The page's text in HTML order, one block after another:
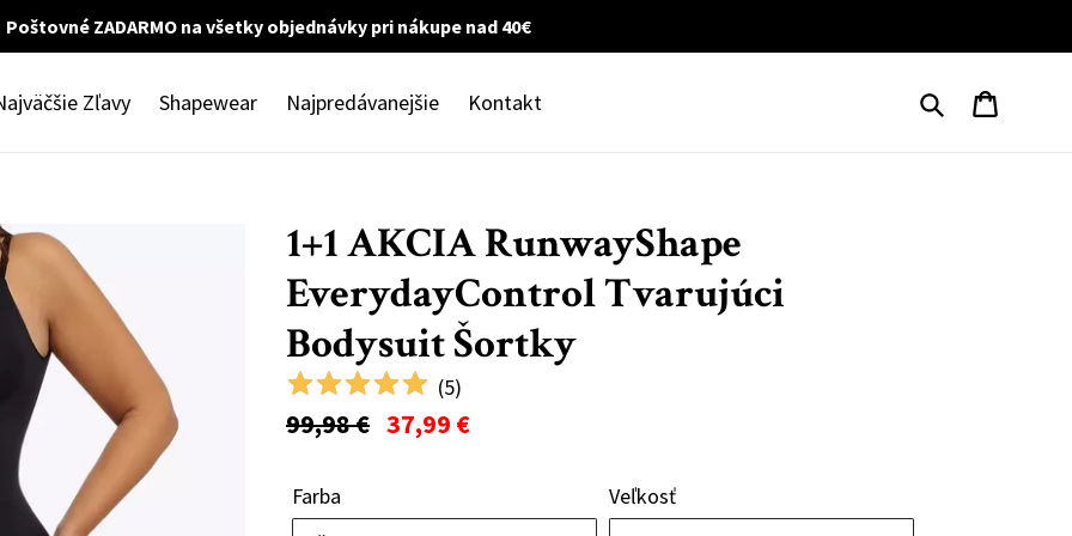
Poštovné ZADARMO na všetky objednávky pri nákupe nad 40€
Zľavy Shapewear Najpredávanejšie Kontakt Predložiť
1+1 AKCIA RunwayShape
EverydayControl Tvarujúci
Bodysuit Šortky
(5)
Normálna
99,98 € 37,99 €
Farba Veľkosť